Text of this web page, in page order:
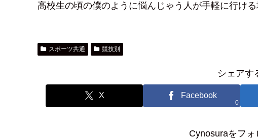
高校生の頃の僕のように悩んじゃう人が手軽に行け
スポーツ共通 競技別
シェアす
X Facebook
0
Cynosuraをフォ